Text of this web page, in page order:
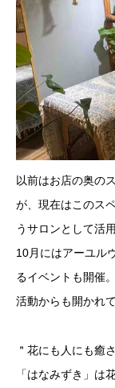
以前はお店の奥の
が、現在はこのス
うサロンとして活
10月にはアーユル
るイベントも開催
活動からも開かれ
＂花にも人にも癒
「はなみずき」は